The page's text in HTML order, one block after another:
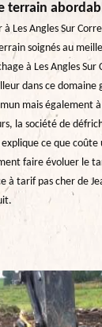
terrain
à Les Angles Sur
soignés au
à Les Angles Sur
dans ce domaine
mais également
la société de
explique ce que
faire évoluer le
à tarif pas cher de